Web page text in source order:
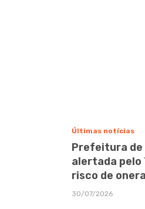
Últimas notícias
Prefeitura de
alertada pelo
risco de
30/07/2026